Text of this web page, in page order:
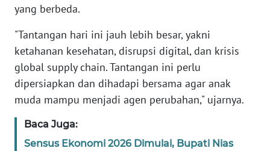
yang berbeda.
"Tantangan hari ini jauh lebih besar, yakni
ketahanan kesehatan, disrupsi digital, dan krisis
global supply chain. Tantangan ini perlu
dipersiapkan dan dihadapi bersama agar anak
muda mampu menjadi agen perubahan," ujarnya.
Baca Juga:
Sensus Ekonomi 2026 Dimulai, Bupati Nias
WN
WN
NTT
WN
WN